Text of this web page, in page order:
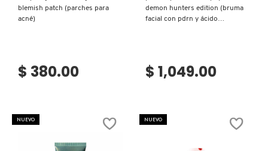
blemish patch (parches para
acné)
$ 380.00
demon hunters edition (bruma
facial con pdrn y ácido
$ 1,049.00
NUEVO NUEVO